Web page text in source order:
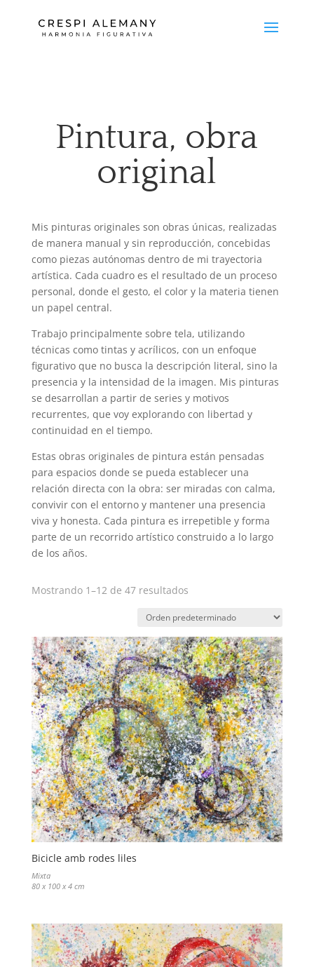
Pintura, obra
original
Mis pinturas originales son obras únicas, realizadas
de manera manual y sin reproducción, concebidas
como piezas autónomas dentro de mi trayectoria
artística. Cada cuadro es el resultado de un proceso
personal, donde el gesto, el color y la materia tienen
un papel central.
Trabajo principalmente sobre tela, utilizando
técnicas como tintas y acrílicos, con un enfoque
figurativo que no busca la descripción literal, sino la
presencia y la intensidad de la imagen. Mis pinturas
se desarrollan a partir de series y motivos
recurrentes, que voy explorando con libertad y
continuidad en el tiempo.
Estas obras originales de pintura están pensadas
para espacios donde se pueda establecer una
relación directa con la obra: ser miradas con calma,
convivir con el entorno y mantener una presencia
viva y honesta. Cada pintura es irrepetible y forma
parte de un recorrido artístico construido a lo largo
de los años.
Mostrando 1–12 de 47 resultados
Bicicle amb rodes liles
Mixta
80 x 100 x 4 cm